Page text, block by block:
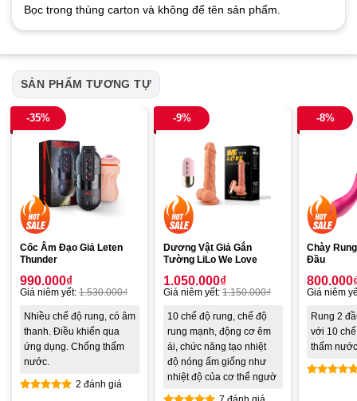
Bọc trong thùng carton và không để tên sản phẩm.
SẢN PHẨM TƯƠNG TỰ
-35%
Cốc Âm Đạo Giả Leten
Thunder
990.000₫
Giá niêm yết: 1.530.000₫
Nhiều chế độ rung, có âm
thanh. Điều khiển qua
ứng dụng. Chống thấm
nước.
2 đánh giá
-9%
Dương Vật Giả Gắn
Tường LiLo We Love
1.050.000₫
Giá niêm yết: 1.150.000₫
10 chế độ rung, chế độ
rung mạnh, động cơ êm
ái, chức năng tạo nhiệt
độ nóng ấm giống như
nhiệt độ của cơ thể ngườ
-8%
Chày
Đầu
800.000
Giá niêm
Rung 2
với 10
thấm nước